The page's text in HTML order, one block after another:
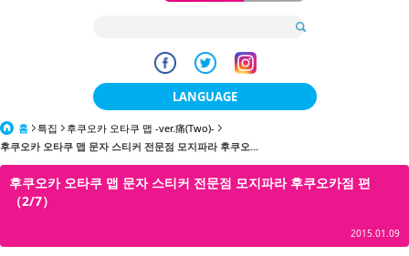
LANGUAGE
日本語
한국어
홈 특집
후쿠오카 오타쿠 맵 -ver.痛(Two)-
후쿠오카 오타쿠 맵 문자 스티커 전문점 모지파라 후쿠오...
후쿠오카 오타쿠 맵 문자 스티커 전문점 모지파라 후쿠오카점 편
（2/7）
2015.01.09